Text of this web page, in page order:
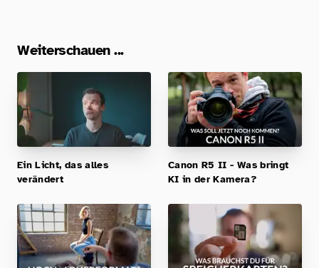
Weiterschauen ...
Ein Licht, das alles
verändert
Canon R5 II - Was bringt
KI in der Kamera?